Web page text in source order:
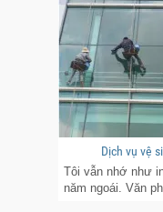
Dịch vụ vệ
Tôi vẫn nhớ như
năm ngoái. Văn